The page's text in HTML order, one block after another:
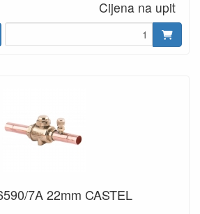
Cijena na upit
7A 22mm CASTEL